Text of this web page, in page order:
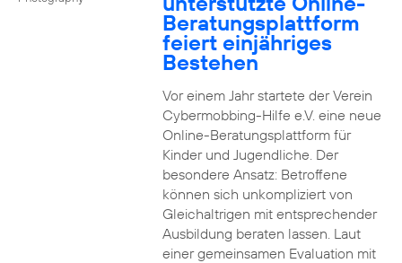
Beratungsplattform
feiert einjähriges
Bestehen
Vor einem Jahr startete der Verein
Cybermobbing-Hilfe e.V. eine neue
Online-Beratungsplattform für
Kinder und Jugendliche. Der
besondere Ansatz: Betroffene
können sich unkompliziert von
Gleichaltrigen mit entsprechender
Ausbildung beraten lassen. Laut
einer gemeinsamen Evaluation mit